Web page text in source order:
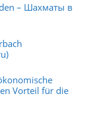
– Шахматы в
Vorteil für die